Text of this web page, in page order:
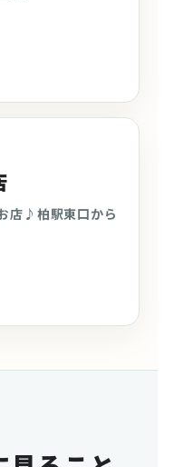
店♪柏駅東口から